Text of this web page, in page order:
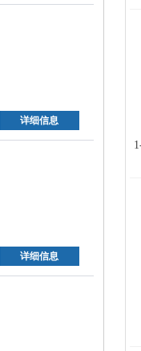
详细信息
详细信息